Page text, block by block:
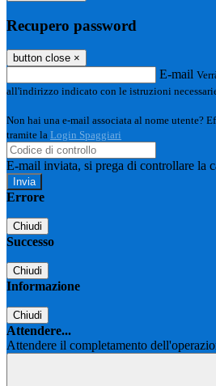
Recupero password
button close ×
E-mail
all'indirizzo indicato con le istruzioni
Non hai una e-mail associata al nome utente?
tramite la Login Spaggiari
E-mail inviata, si prega di controllare la
Errore
Chiudi
Successo
Chiudi
Informazione
Chiudi
Attendere...
Attendere il completamento